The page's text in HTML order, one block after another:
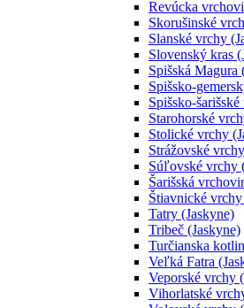
Revúcka
Skorušinské
Slanské vrchy
Slovenský kras
Spišská Magura
Spišsko-
Spišsko-
Starohorské
Stolické vrchy
Strážovské
Súľovské vrchy
Šarišská
Štiavnické
Tatry (Jaskyne)
Tribeč (Jaskyne)
Turčianska
Veľká Fatra
Veporské vrchy
Vihorlatské